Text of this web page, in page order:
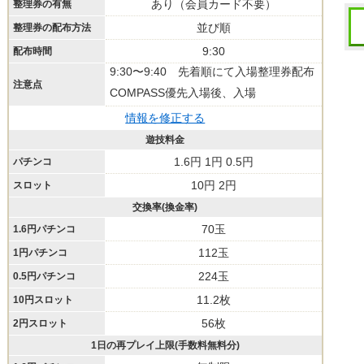
整理券の有無
あり（会員カード不要）
整理券の配布方法 並び順
配布時間 9:30
注意点
9:30〜9:40 先着順にて入場整理券配布
COMPASS優先入場後、入場
情報を修正する
遊技料金
パチンコ
1.6円 1円 0.5円
スロット 10円 2円
交換率(換金率)
1.6円パチンコ
70玉
1円パチンコ 112玉
0.5円パチンコ 224玉
10円スロット 11.2枚
2円スロット 56枚
1日の再プレイ上限(手数料無料分)